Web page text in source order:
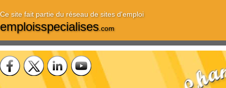
Ce site fait partie du réseau de sites d'emploi
emploisspecialises.com